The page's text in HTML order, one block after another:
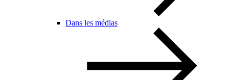
Dans les médias